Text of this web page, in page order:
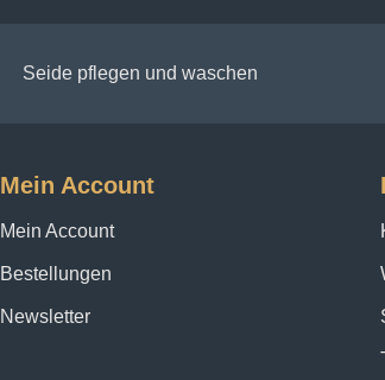
Seide pflegen und waschen
Mein Account
Mein Account
Bestellungen
Newsletter